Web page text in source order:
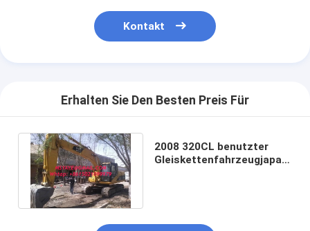
Kontakt
Erhalten Sie Den Besten Preis Für
2008 320CL benutzter
Gleiskettenfahrzeugjapan-